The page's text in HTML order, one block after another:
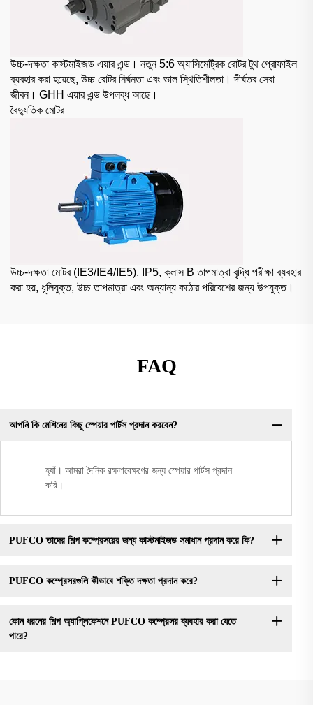
উচ্চ-দক্ষতা কাস্টমাইজড এয়ার এন্ড। নতুন 5:6 অ্যাসিমেট্রিক রোটর টুথ প্রোফাইল
ব্যবহার করা হয়েছে, উচ্চ রোটর নির্ঘনতা এবং ভাল স্থিতিশীলতা। দীর্ঘতর সেবা
জীবন। GHH এয়ার এন্ড উপলব্ধ আছে।
বৈদ্যুতিক মোটর
উচ্চ-দক্ষতা মোটর (IE3/IE4/IE5), IP5, ক্লাস B তাপমাত্রা বৃদ্ধি পরীক্ষা ব্যবহার
করা হয়, ধূলিযুক্ত, উচ্চ তাপমাত্রা এবং অন্যান্য কঠোর পরিবেশের জন্য উপযুক্ত।
FAQ
আপনি কি মেশিনের কিছু স্পেয়ার পার্টস প্রদান করবেন?
হ্যাঁ। আমরা দৈনিক রক্ষণাবেক্ষণের জন্য স্পেয়ার পার্টস প্রদান
করি।
PUFCO তাদের শিল্প কম্প্রেসরের জন্য কাস্টমাইজড সমাধান প্রদান করে কি?
PUFCO কম্প্রেসরগুলি কীভাবে শক্তি দক্ষতা প্রদান করে?
কোন ধরনের শিল্প অ্যাপ্লিকেশনে PUFCO কম্প্রেসর ব্যবহার করা যেতে
পারে?